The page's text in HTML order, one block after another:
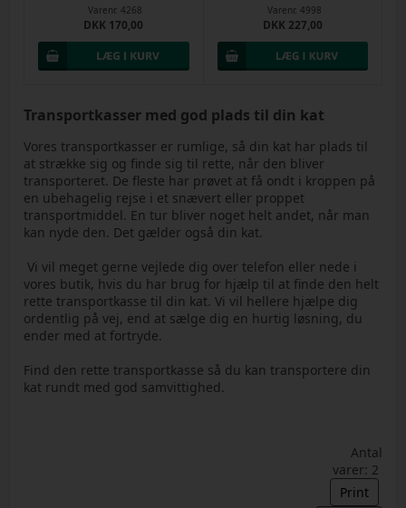
Varenr.4268
DKK 170,00
Varenr. 4998
DKK 227,00
Transportkasser med god plads til din kat
Vores transportkasser er rumlige, så din kat har plads til
at strække sig og finde sig til rette, når den bliver
transporteret. De fleste har prøvet at få ondt i kroppen på
en ubehagelig rejse i et snævert eller proppet
transportmiddel. En tur bliver noget helt andet, når man
kan nyde den. Det gælder også din kat.
Vi vil meget gerne vejlede dig over telefon eller nede i
vores butik, hvis du har brug for hjælp til at finde den helt
rette transportkasse til din kat. Vi vil hellere hjælpe dig
ordentlig på vej, end at sælge dig en hurtig løsning, du
ender med at fortryde.
Find den rette transportkasse så du kan transportere din
kat rundt med god samvittighed.
Antal
varer: 2
Print